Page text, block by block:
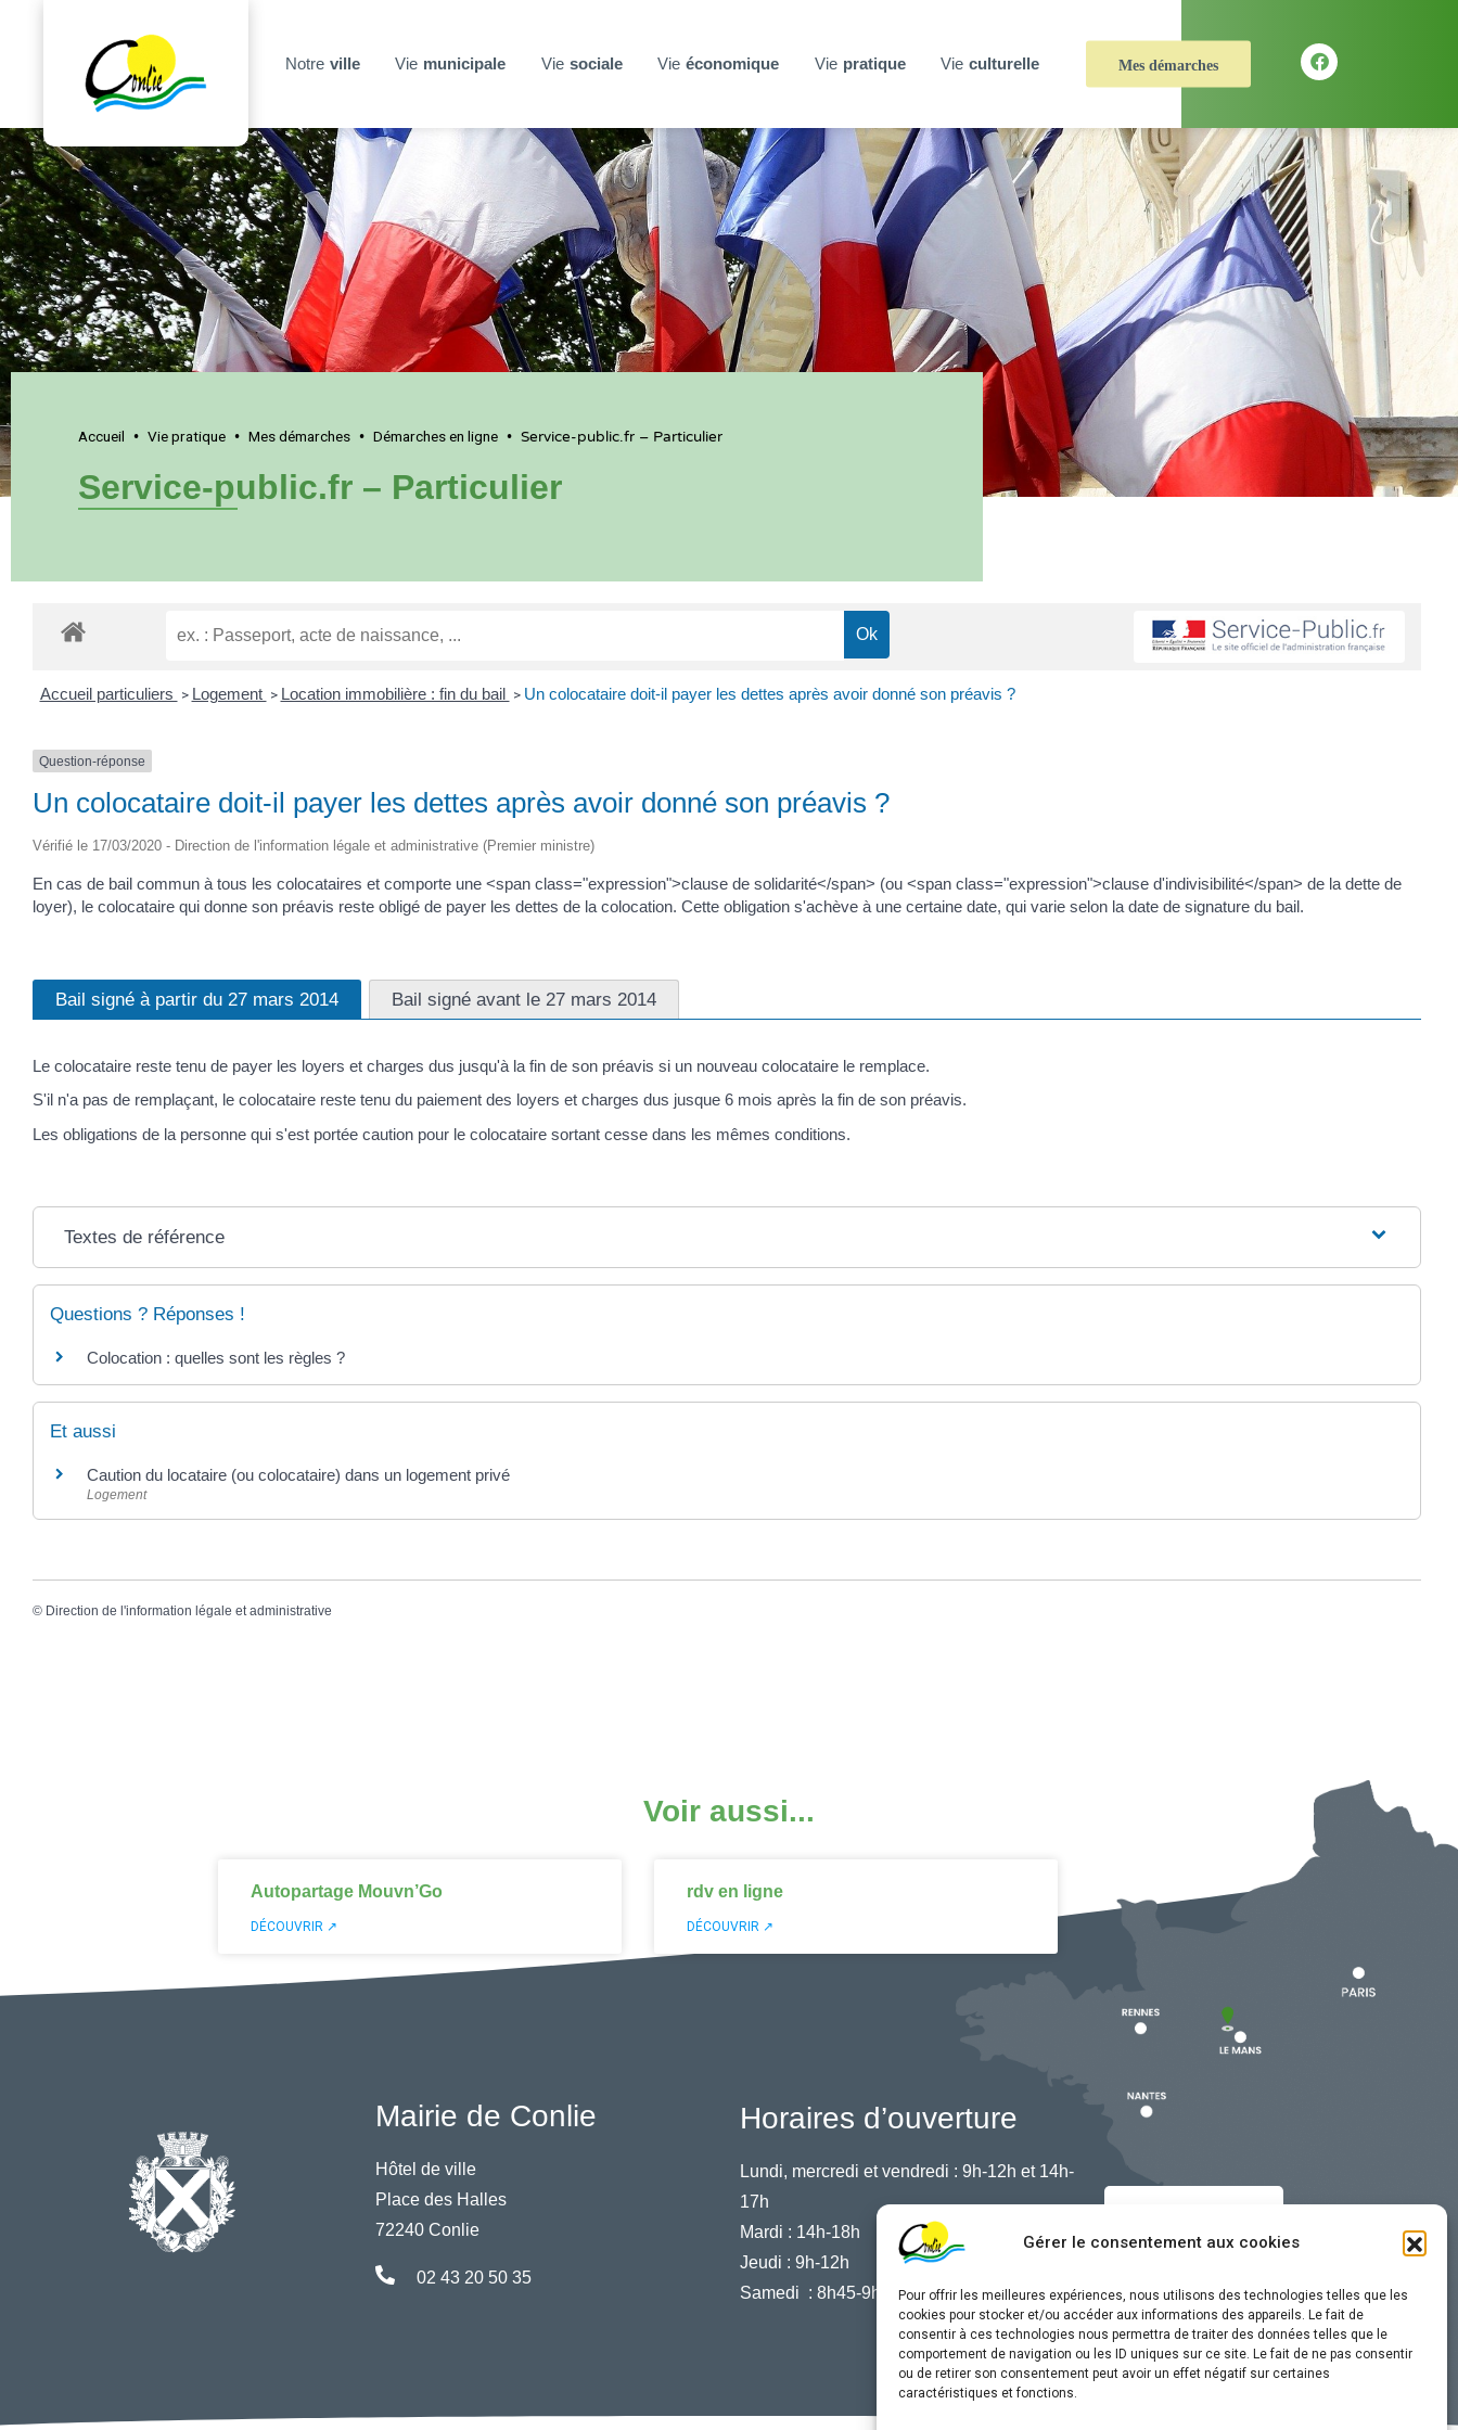
Gérer le consentement aux cookies
Pour offrir les meilleures expériences, nous utilisons des technologies telles que les
cookies pour stocker et/ou accéder aux informations des appareils. Le fait de
consentir à ces technologies nous permettra de traiter des données telles que le
comportement de navigation ou les ID uniques sur ce site. Le fait de ne pas consentir
ou de retirer son consentement peut avoir un effet négatif sur certaines
caractéristiques et fonctions.
Notre ville Vie municipale Vie sociale Vie économique Vie pratique Vie culturelle Mes démarches
Accueil • Vie pratique • Mes démarches • Démarches en ligne • Service-public.fr – Particulier
Service-public.fr – Particulier
Accueil particuliers > Logement > Location immobilière : fin du bail > Un colocataire doit-il payer les dettes après avoir donné son préavis ?
Question-réponse
Un colocataire doit-il payer les dettes après avoir donné son préavis ?
Vérifié le 17/03/2020 - Direction de l'information légale et administrative (Premier ministre)
En cas de bail commun à tous les colocataires et comporte une <span class="expression">clause de solidarité</span> (ou <span class="expression">clause d'indivisibilité</span> de la dette de
loyer), le colocataire qui donne son préavis reste obligé de payer les dettes de la colocation. Cette obligation s'achève à une certaine date, qui varie selon la date de signature du bail.
Bail signé à partir du 27 mars 2014 Bail signé avant le 27 mars 2014
Le colocataire reste tenu de payer les loyers et charges dus jusqu'à la fin de son préavis si un nouveau colocataire le remplace.
S'il n'a pas de remplaçant, le colocataire reste tenu du paiement des loyers et charges dus jusque 6 mois après la fin de son préavis.
Les obligations de la personne qui s'est portée caution pour le colocataire sortant cesse dans les mêmes conditions.
Textes de référence
Questions ? Réponses !
Colocation : quelles sont les règles ?
Et aussi
Caution du locataire (ou colocataire) dans un logement privé
Logement
© Direction de l'information légale et administrative
Voir aussi...
Autopartage Mouvn’Go
DÉCOUVRIR ↗
rdv en ligne
DÉCOUVRIR ↗
Mairie de Conlie
Hôtel de ville
Place des Halles
72240 Conlie
02 43 20 50 35
Horaires d’ouverture
Lundi, mercredi et vendredi : 9h-12h et 14h-
17h
Mardi : 14h-18h
Jeudi : 9h-12h
Samedi : 8h45-9h45